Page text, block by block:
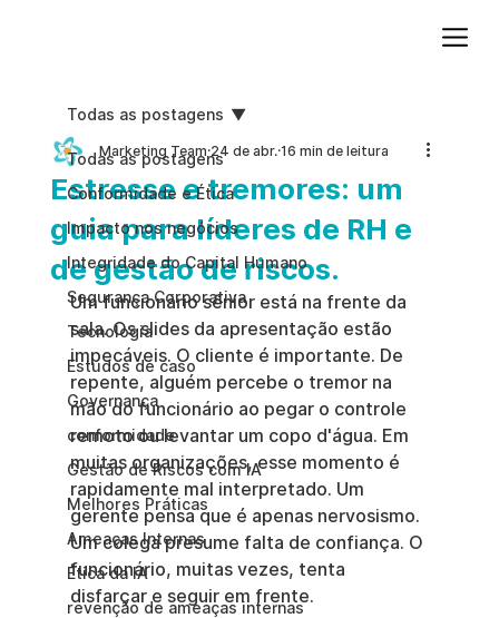
Todas as postagens
Conformidade e Ética
Impacto nos negócios
Integridade do Capital Humano
Segurança Corporativa
Tecnologia
Estudos de caso
Governança
conformidade
Gestão de Riscos com IA
Melhores Práticas
Ameaças Internas
Ética da IA
revenção de ameaças internas
Todas as postagens
Estresse e tremores: um
guia para líderes de RH e
de gestão de riscos.
Marketing Team 24 de abr. 16 min de leitura
Um funcionário sênior está na frente da
sala. Os slides da apresentação estão
impecáveis. O cliente é importante. De
repente, alguém percebe o tremor na
mão do funcionário ao pegar o controle
remoto ou levantar um copo d'água. Em
muitas organizações, esse momento é
rapidamente mal interpretado. Um
gerente pensa que é apenas nervosismo.
Um colega presume falta de confiança. O
funcionário, muitas vezes, tenta
disfarçar e seguir em frente.